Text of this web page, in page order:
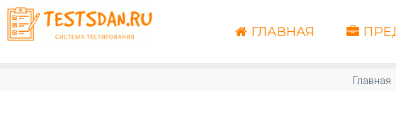
ГЛАВНАЯ
Главная